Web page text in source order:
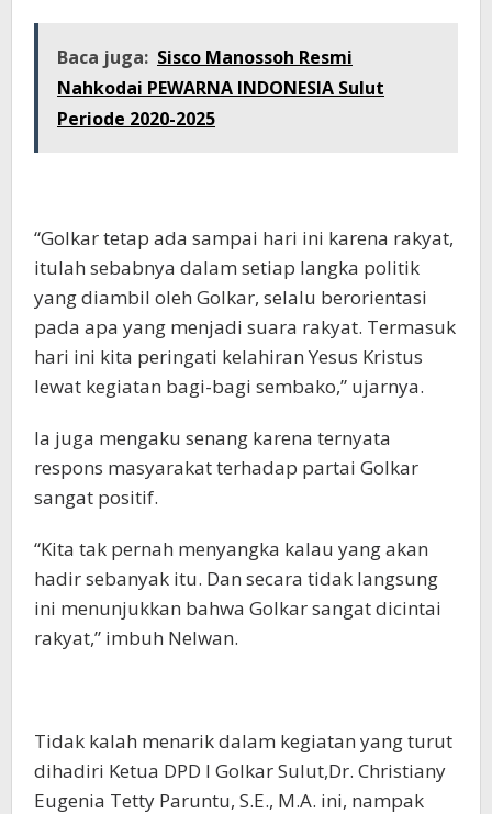
Baca juga: Sisco Manossoh Resmi
Nahkodai PEWARNA INDONESIA Sulut
Periode 2020-2025
“Golkar tetap ada sampai hari ini karena rakyat,
itulah sebabnya dalam setiap langka politik
yang diambil oleh Golkar, selalu berorientasi
pada apa yang menjadi suara rakyat. Termasuk
hari ini kita peringati kelahiran Yesus Kristus
lewat kegiatan bagi-bagi sembako,” ujarnya.
Ia juga mengaku senang karena ternyata
respons masyarakat terhadap partai Golkar
sangat positif.
“Kita tak pernah menyangka kalau yang akan
hadir sebanyak itu. Dan secara tidak langsung
ini menunjukkan bahwa Golkar sangat dicintai
rakyat,” imbuh Nelwan.
Tidak kalah menarik dalam kegiatan yang turut
dihadiri Ketua DPD I Golkar Sulut,Dr. Christiany
Eugenia Tetty Paruntu, S.E., M.A. ini, nampak